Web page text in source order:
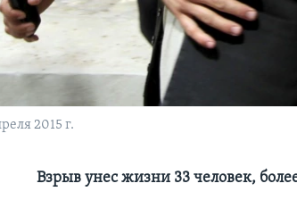
2015 г.
Взрыв унес жизни 33 человек,